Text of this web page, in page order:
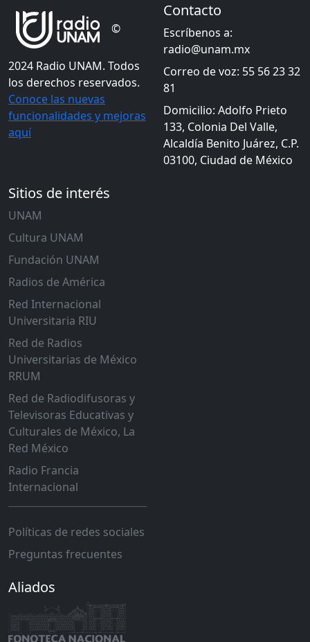
©
2024 Radio UNAM. Todos
los derechos reservados.
Conoce las nuevas
funcionalidades y mejoras
aquí
Contacto
Escríbenos a:
radio@unam.mx
Correo de voz: 55 56 23 32
81
Domicilio: Adolfo Prieto
133, Colonia Del Valle,
Alcaldía Benito Juárez, C.P.
03100, Ciudad de México
Sitios de interés
UNAM
Cultura UNAM
Fundación UNAM
Radios de América
Red Internacional
Universitaria RIU
Red de Radios
Universitarias de México
RRUM
Red de Radiodifusoras y
Televisoras Educativas y
Culturales de México, La
Red México
Radio Francia
Internacional
Políticas de redes sociales
Preguntas frecuentes
Aliados